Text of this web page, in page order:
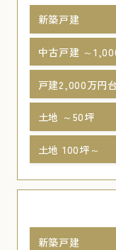
新築戸建
中古戸建 ～
戸建2,000万円台
土地 ～50坪
土地 100坪～
新築戸建